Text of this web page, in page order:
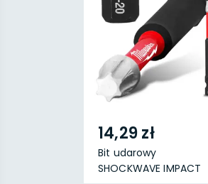
14,29 zł
Bit udarowy
SHOCKWAVE IMPACT